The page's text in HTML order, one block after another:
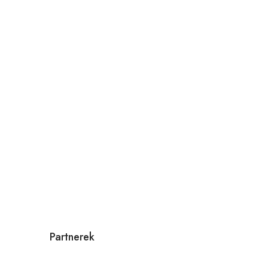
Partnerek